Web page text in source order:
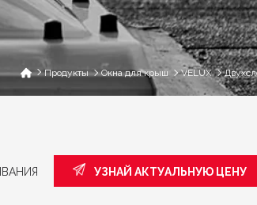
Продукты Окна для крыш VELUX
УЗНАЙ АКТУАЛЬНУЮ ЦЕНУ